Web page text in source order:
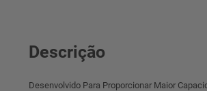
Descrição
Desenvolvido Para Proporcionar Maior